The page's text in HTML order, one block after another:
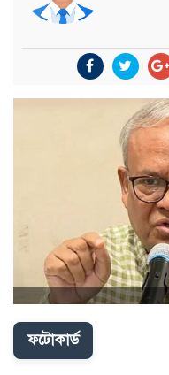
ফটোকার্ড